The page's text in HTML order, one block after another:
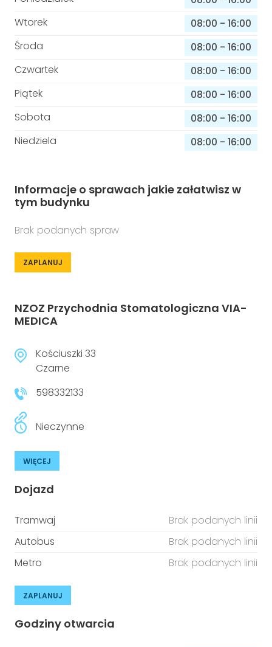
Wtorek
08:00 - 16:00
Środa
08:00 - 16:00
Czwartek
08:00 - 16:00
Piątek
08:00 - 16:00
Sobota
08:00 - 16:00
Niedziela
08:00 - 16:00
Informacje o sprawach jakie załatwisz w
tym budynku
Brak podanych spraw
ZAPLANUJ
NZOZ Przychodnia Stomatologiczna VIA-
MEDICA
Kościuszki 33
Czarne
598332133
Nieczynne
WIĘCEJ
Dojazd
Tramwaj
Brak podanych linii
Autobus
Brak podanych linii
Metro
Brak podanych linii
ZAPLANUJ
Godziny otwarcia